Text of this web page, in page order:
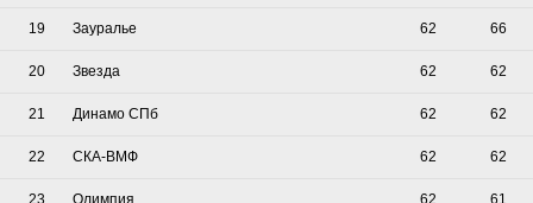
19 Зауралье 62 66
20 Звезда 62 62
21 Динамо СПб 62 62
22 СКА-ВМФ 62 62
23 Олимпия 62 61